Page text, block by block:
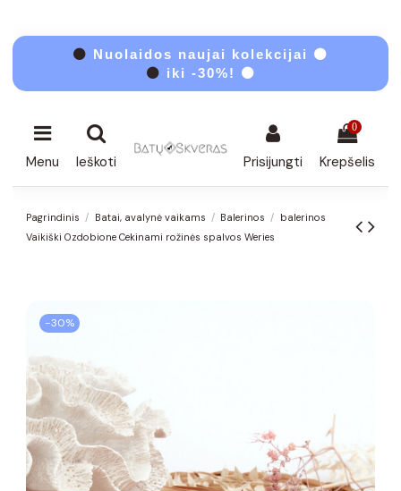
⚫ Nuolaidos naujai kolekcijai ⚫
⚫ iki -30%! ⚫
Menu Ieškoti Prisijungti
0
Krepšelis
Pagrindinis Batai, avalynė vaikams Balerinos
balerinos
Vaikiški Ozdobione Cekinami rožinės spalvos Weries
−30%